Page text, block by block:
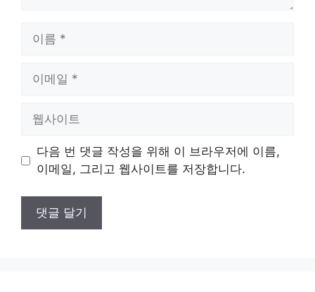
트
다음 번 댓글 작성을 위해 이 브라우저에 이름,
이메일, 그리고 웹사이트를 저장합니다.